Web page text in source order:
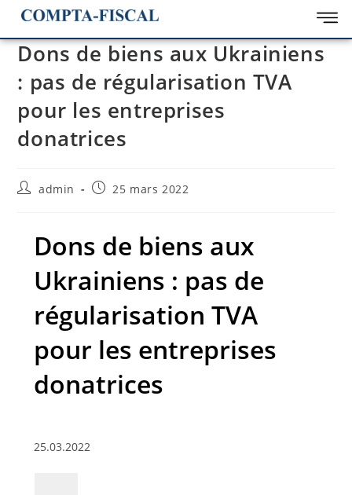
Dons de biens aux Ukrainiens
: pas de régularisation TVA
pour les entreprises
donatrices
admin 25 mars 2022
Dons de biens aux
Ukrainiens : pas de
régularisation TVA
pour les entreprises
donatrices
25.03.2022